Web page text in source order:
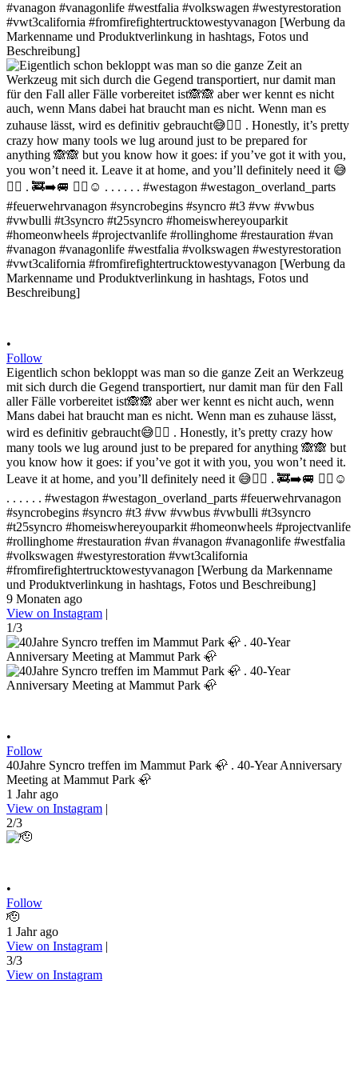
•
Follow
Eigentlich schon bekloppt was man so die ganze Zeit an Werkzeug
mit sich durch die Gegend transportiert, nur damit man für den Fall
aller Fälle vorbereitet ist🙈🙈 aber wer kennt es nicht auch, wenn
Mans dabei hat braucht man es nicht. Wenn man es zuhause lässt,
wird es definitiv gebraucht😅✌🏻 . Honestly, it’s pretty crazy how
many tools we lug around just to be prepared for anything 🙈🙈 but
you know how it goes: if you’ve got it with you, you won’t need it.
Leave it at home, and you’ll definitely need it 😅✌🏻 . 🚒➡️🚐 ✌🏻☺️
. . . . . . #westagon #westagon_overland_parts #feuerwehrvanagon
#syncrobegins #syncro #t3 #vw #vwbus #vwbulli #t3syncro
#t25syncro #homeiswhereyouparkit #homeonwheels #projectvanlife
#rollinghome #restauration #van #vanagon #vanagonlife #westfalia
#volkswagen #westyrestoration #vwt3california
#fromfirefightertrucktowestyvanagon [Werbung da Markenname
und Produktverlinkung in hashtags, Fotos und Beschreibung]
9 Monaten ago
View on Instagram |
1/3
•
Follow
40Jahre Syncro treffen im Mammut Park 🦣 . 40-Year Anniversary
Meeting at Mammut Park 🦣
1 Jahr ago
View on Instagram |
2/3
•
Follow
🫡
1 Jahr ago
View on Instagram |
3/3
View on Instagram